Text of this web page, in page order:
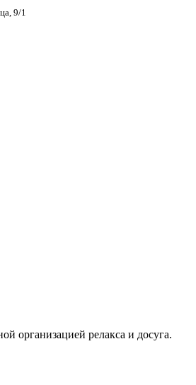
9/1
организацией релакса и досуга.